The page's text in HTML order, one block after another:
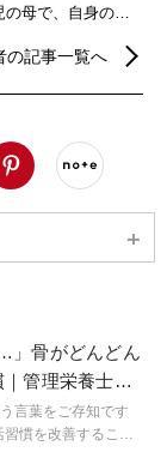
母で、自身の妊
ト、栄養相談、料
の記事一覧へ
Pinterest
」骨がどんどん
管理栄養士が
言葉をご存知です
慣を改善すること